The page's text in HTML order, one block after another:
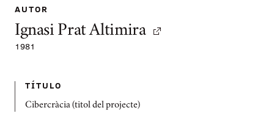
AUTOR
Ignasi Prat Altimira
1981
TÍTULO
Cibercràcia (titol del projecte)